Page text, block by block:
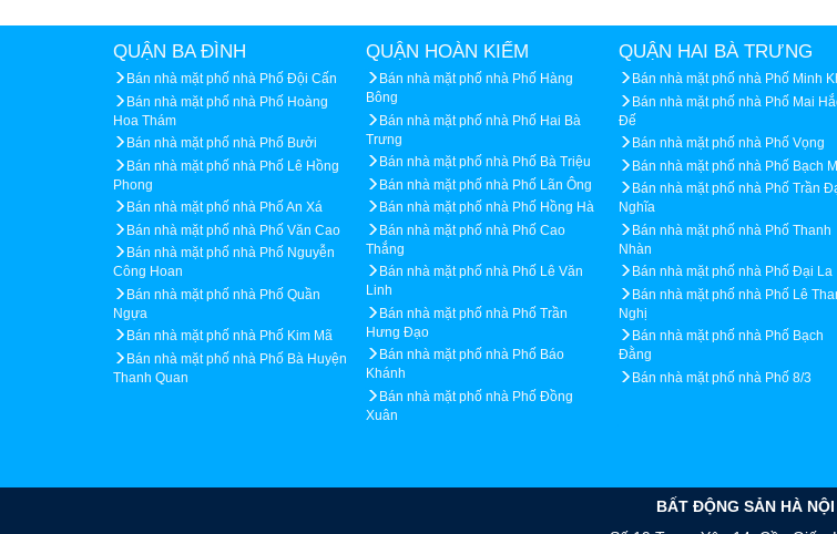
QUẬN BA ĐÌNH
Bán nhà mặt phố nhà Phố Đội Cấn
Bán nhà mặt phố nhà Phố Hoàng
Hoa Thám
Bán nhà mặt phố nhà Phố Bưởi
Bán nhà mặt phố nhà Phố Lê Hồng
Phong
Bán nhà mặt phố nhà Phố An Xá
Bán nhà mặt phố nhà Phố Văn Cao
Bán nhà mặt phố nhà Phố Nguyễn
Công Hoan
Bán nhà mặt phố nhà Phố Quần
Ngựa
Bán nhà mặt phố nhà Phố Kim Mã
Bán nhà mặt phố nhà Phố Bà Huyện
Thanh Quan
QUẬN HOÀN KIẾM
Bán nhà mặt phố nhà Phố Hàng
Bông
Bán nhà mặt phố nhà Phố Hai Bà
Trưng
Bán nhà mặt phố nhà Phố Bà Triệu
Bán nhà mặt phố nhà Phố Lãn Ông
Bán nhà mặt phố nhà Phố Hồng Hà
Bán nhà mặt phố nhà Phố Cao
Thắng
Bán nhà mặt phố nhà Phố Lê Văn
Linh
Bán nhà mặt phố nhà Phố Trần
Hưng Đạo
Bán nhà mặt phố nhà Phố Báo
Khánh
Bán nhà mặt phố nhà Phố Đồng
Xuân
QUẬN HAI BÀ TRƯNG
Bán nhà mặt phố nhà Phố Minh
Bán nhà mặt phố nhà Phố Mai
Đế
Bán nhà mặt phố nhà Phố Vọng
Bán nhà mặt phố nhà Phố Bạch
Bán nhà mặt phố nhà Phố Trần
Nghĩa
Bán nhà mặt phố nhà Phố Thanh
Nhàn
Bán nhà mặt phố nhà Phố Đại La
Bán nhà mặt phố nhà Phố Lê
Nghị
Bán nhà mặt phố nhà Phố Bạch
Đằng
Bán nhà mặt phố nhà Phố 8/3
BẤT ĐỘNG SẢN HÀ NỘI